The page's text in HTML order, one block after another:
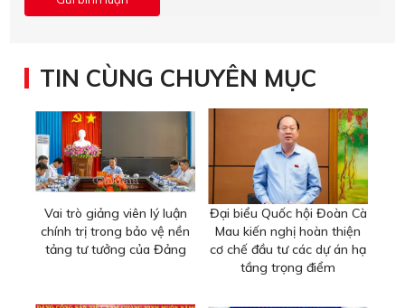
TIN CÙNG CHUYÊN MỤC
Vai trò giảng viên lý luận
chính trị trong bảo vệ nền
tảng tư tưởng của Đảng
Đại biểu Quốc hội Đoàn Cà
Mau kiến nghị hoàn thiện
cơ chế đầu tư các dự án hạ
tầng trọng điểm